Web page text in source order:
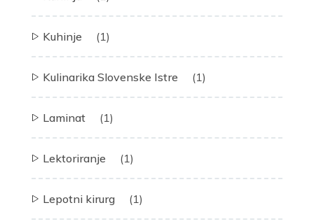
Kuhinje (1)
Kulinarika Slovenske Istre (1)
Laminat (1)
Lektoriranje (1)
Lepotni kirurg (1)